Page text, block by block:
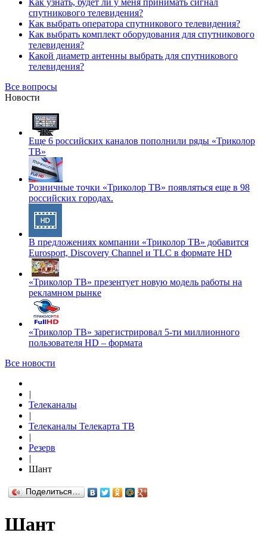
Как узнать, будет ли у меня принимать сигнал
спутникового телевидения?
Как выбрать оператора спутникового телевидения?
Как выбрать комплект оборудования для спутникового
телевидения?
Какой диаметр антенны выбрать для спутникового
телевидения?
Все вопросы
Новости
Еще 6 российских каналов пополнили ряды «Триколор
ТВ»
Розничные точки «Триколор ТВ» появляться еще в 98
российских городах.
В предложениях компании «Триколор ТВ» добавится
Eurosport, Discovery Channel и TLC в формате HD
«Триколор ТВ» презентует новую модель работы на
рекламном рынке
«Триколор ТВ» зарегистрировал 5-ти миллионного
пользователя HD – формата
Все новости
|
Телеканалы
|
Телеканалы Телекарта ТВ
|
Резерв
|
Шант
Поделиться…
Шант